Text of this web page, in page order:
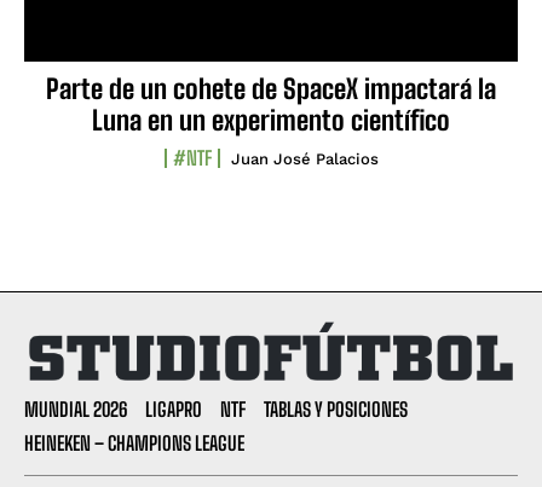
Parte de un cohete de SpaceX impactará la
Luna en un experimento científico
#NTF Juan José Palacios
MUNDIAL 2026 LIGAPRO NTF
TABLAS Y POSICIONES
HEINEKEN – CHAMPIONS LEAGUE